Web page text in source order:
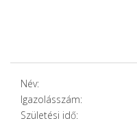
Név:
Igazolásszám:
Születési idő: